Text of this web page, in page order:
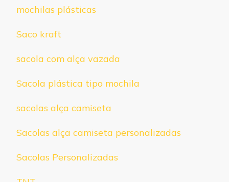
mochilas plásticas
Saco kraft
sacola com alça vazada
Sacola plástica tipo mochila
sacolas alça camiseta
Sacolas alça camiseta personalizadas
Sacolas Personalizadas